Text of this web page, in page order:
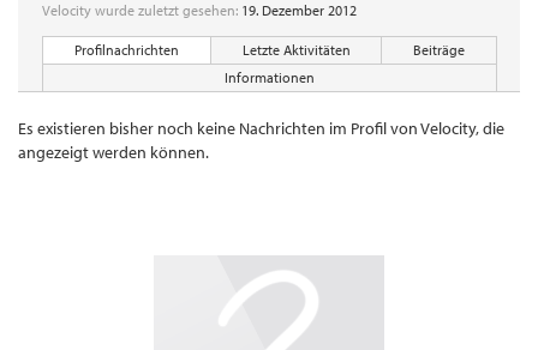
Velocity wurde zuletzt gesehen: 19. Dezember 2012
Profilnachrichten Letzte Aktivitäten
Beiträge
Informationen
Es existieren bisher noch keine Nachrichten im Profil von Velocity, die
angezeigt werden können.